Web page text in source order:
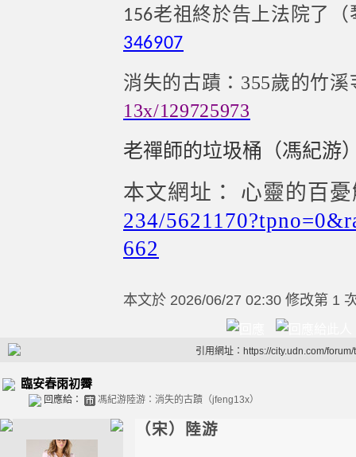
156老祖終於告上法院了（
346907
消失的古蹟：355歲的竹
13x/129725973
老禪師的垃圾桶（馮紀游
本文網址： 心靈的百
234/
662
本文於 2026/06/27 02:30 修改第 1
引用網址：https://city.udn.com/
臨安春雨初霽
回應給： 馮紀游陸游：消失的古蹟（jfeng13x）
（宋）陸游